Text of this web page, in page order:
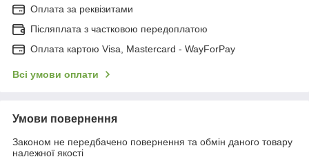
Оплата за реквізитами
Післяплата з частковою передоплатою
Оплата картою Visa, Mastercard - WayForPay
Всі умови оплати
Умови повернення
Законом не передбачено повернення та обмін даного товару
належної якості